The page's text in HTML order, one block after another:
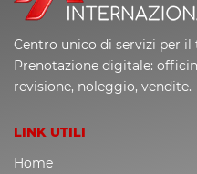
Centro unico di servizi per il
Prenotazione digitale:
revisione, noleggio, vendite.
LINK UTILI
Home